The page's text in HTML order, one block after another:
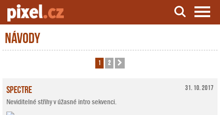
Server o natáčení a zpracování videa
Návody
1 2
31. 10. 2017
Spectre
Neviditelné střihy v úžasné intro sekvenci.